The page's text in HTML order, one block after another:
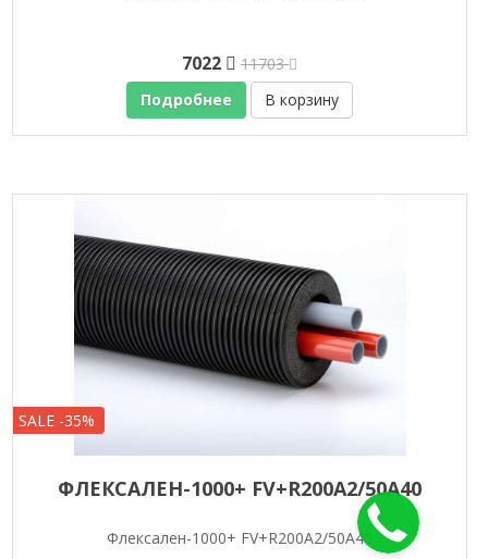
7022
11703
Подробнее
В корзину
SALE -35%
ФЛЕКСАЛЕН-1000+ FV+R200A2/50A40
Флексален-1000+ FV+R200A2/50A40